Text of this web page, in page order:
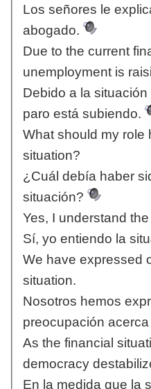
Los señores le
abogado.
Due to the current
unemployment is
Debido a la
paro está subiendo.
What should my role
situation?
¿Cuál debía haber
situación?
Yes, I understand
Sí, yo entiendo la
We have expressed
situation.
Nosotros hemos
preocupación
As the financial
democracy
En la medida que la